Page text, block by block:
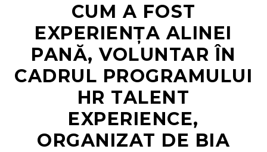
CUM A FOST
EXPERIENȚA ALINEI
PANĂ, VOLUNTAR ÎN
CADRUL PROGRAMULUI
HR TALENT
EXPERIENCE,
ORGANIZAT DE BIA